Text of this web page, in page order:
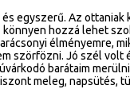
egyszerű. Az
hozzá lehet
élményemre,
szörfözni. Jó szél volt
barátaim
meleg, napsütés,